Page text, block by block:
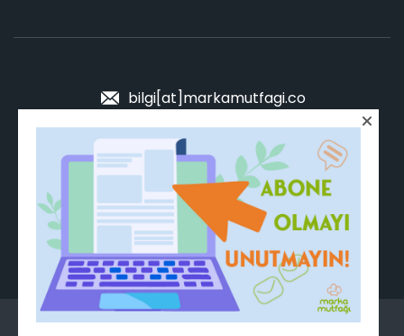
bilgi[at]markamutfagi.co
Sen de MUTFAK'a katıl!
Tüm hakları saklıdır. © Marka Mutfağı 2025